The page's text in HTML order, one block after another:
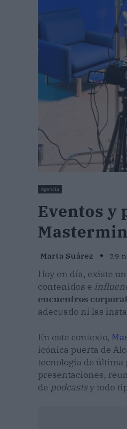
Agencia
Eventos y
Marta Suárez 29
Hoy en día, existe
contenidos e
encuentros
adecuado ni las
En este contexto,
icónica puerta de
tecnología de última
presentaciones,
de podcastsy todo